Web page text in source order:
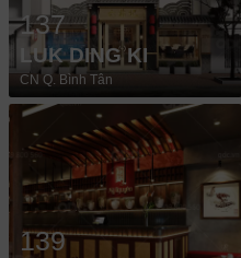
137
LUK DING KI
CN Q. Bình Tân
139